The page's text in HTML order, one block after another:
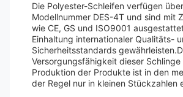
Die Polyester-Schleifen verfügen
Modellnummer DES-4T und sind mit
wie CE, GS und ISO9001
Einhaltung internationaler Qualitäts-
Sicherheitsstandards
Versorgungsfähigkeit dieser
Produktion der Produkte ist in den
der Regel nur in kleinen Stückzahlen